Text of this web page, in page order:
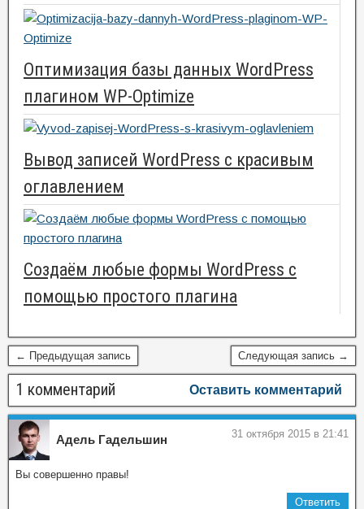
Оптимизация базы данных WordPress
плагином WP-Optimize
Вывод записей WordPress с красивым
оглавлением
Создаём любые формы WordPress с
помощью простого плагина
← Предыдущая запись Следующая запись →
1 комментарий Оставить комментарий
Адель Гадельшин 31 октября 2015 в 21:41
Вы совершенно правы!
Ответить